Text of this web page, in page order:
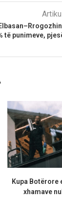
të punimeve,
Kupa Botërore
xhamave